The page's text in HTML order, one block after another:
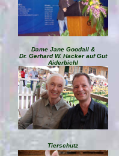
Dame Jane Goodall &
Dr. Gerhard W. Hacker auf Gut
Aiderbichl
Tierschutz